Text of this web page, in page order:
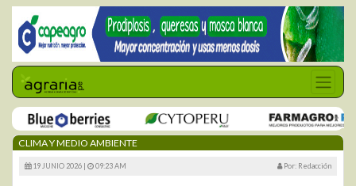
CLIMA Y MEDIO AMBIENTE
19 JUNIO 2026 | 09:23 AM Por: Redacción